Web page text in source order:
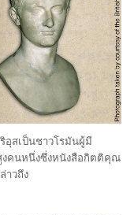
อุส​เป็น​ชาว​โรมัน​ผู้​มี​
ง​คน​หนึ่ง​ซึ่ง​หนังสือ​กิตติคุณ​
าว​ถึง